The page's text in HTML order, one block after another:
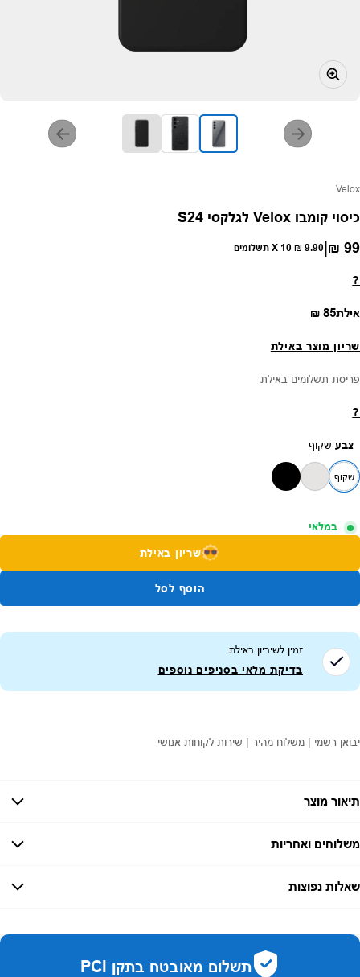
ספק:
Velox
כיסוי קומבו Velox לגלקסי S24
מחיר רגיל
99 ₪
|
9.90 ₪ X 10 תשלומים
?
אילתמחיר רגיל
85 ₪
שריון מוצר באילת
פריסת תשלומים באילת
?
צבע שקוף
שקוף
במלאי
שריון באילת
הוסף לסל
זמין לשיריון באילת
בדיקת מלאי בסניפים נוספים
יבואן רשמי | משלוח מהיר | שירות לקוחות אנושי
תיאור מוצר
משלוחים ואחריות
זמן אספקה: עד 7 ימי עסקים
שאלות נפוצות
האם ניתן לחלק תשלומים?
האם ניתן להחזיר מוצר?כן, בהתאם לחוק הגנת הצרכן ובאריזה המקורית
תשלום מאובטח בתקן PCI